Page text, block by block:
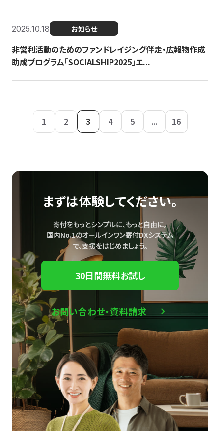
2025.10.18 お知らせ
非営利活動のためのファンドレイジング伴走・広報物作成
助成プログラム「SOCIALSHIP2025」エ...
1 2 3 4 5 ... 16
まずは体験してください。
寄付をもっとシンプルに、もっと自由に。
国内No.1のオールインワン寄付DXシステム
で、支援をはじめましょう。
30日間無料お試し
お問い合わせ・資料請求